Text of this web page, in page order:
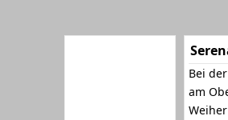
Bei
am